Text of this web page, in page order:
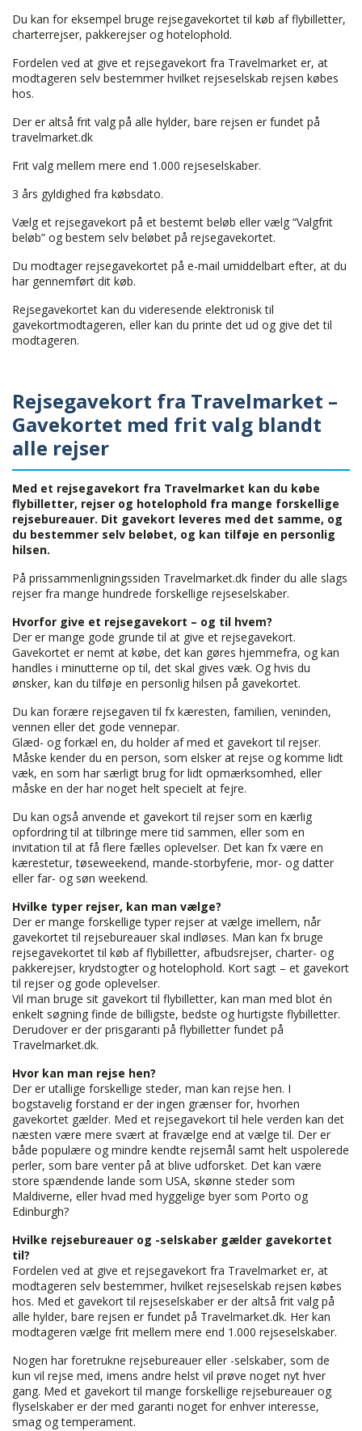
Du kan for eksempel bruge rejsegavekortet til køb af flybilletter,
charterrejser, pakkerejser og hotelophold.
Fordelen ved at give et rejsegavekort fra Travelmarket er, at
modtageren selv bestemmer hvilket rejseselskab rejsen købes
hos.
Der er altså frit valg på alle hylder, bare rejsen er fundet på
travelmarket.dk
Frit valg mellem mere end 1.000 rejseselskaber.
3 års gyldighed fra købsdato.
Vælg et rejsegavekort på et bestemt beløb eller vælg “Valgfrit
beløb” og bestem selv beløbet på rejsegavekortet.
Du modtager rejsegavekortet på e-mail umiddelbart efter, at du
har gennemført dit køb.
Rejsegavekortet kan du videresende elektronisk til
gavekortmodtageren, eller kan du printe det ud og give det til
modtageren.
Rejsegavekort fra Travelmarket –
Gavekortet med frit valg blandt
alle rejser
Med et rejsegavekort fra Travelmarket kan du købe
flybilletter, rejser og hotelophold fra mange forskellige
rejsebureauer. Dit gavekort leveres med det samme, og
du bestemmer selv beløbet, og kan tilføje en personlig
hilsen.
På prissammenligningssiden Travelmarket.dk finder du alle slags
rejser fra mange hundrede forskellige rejseselskaber.
Hvorfor give et rejsegavekort – og til hvem?
Der er mange gode grunde til at give et rejsegavekort.
Gavekortet er nemt at købe, det kan gøres hjemmefra, og kan
handles i minutterne op til, det skal gives væk. Og hvis du
ønsker, kan du tilføje en personlig hilsen på gavekortet.
Du kan forære rejsegaven til fx kæresten, familien, veninden,
vennen eller det gode vennepar.
Glæd- og forkæl en, du holder af med et gavekort til rejser.
Måske kender du en person, som elsker at rejse og komme lidt
væk, en som har særligt brug for lidt opmærksomhed, eller
måske en der har noget helt specielt at fejre.
Du kan også anvende et gavekort til rejser som en kærlig
opfordring til at tilbringe mere tid sammen, eller som en
invitation til at få flere fælles oplevelser. Det kan fx være en
kærestetur, tøseweekend, mande-storbyferie, mor- og datter
eller far- og søn weekend.
Hvilke typer rejser, kan man vælge?
Der er mange forskellige typer rejser at vælge imellem, når
gavekortet til rejsebureauer skal indløses. Man kan fx bruge
rejsegavekortet til køb af flybilletter, afbudsrejser, charter- og
pakkerejser, krydstogter og hotelophold. Kort sagt – et gavekort
til rejser og gode oplevelser.
Vil man bruge sit gavekort til flybilletter, kan man med blot én
enkelt søgning finde de billigste, bedste og hurtigste flybilletter.
Derudover er der prisgaranti på flybilletter fundet på
Travelmarket.dk.
Hvor kan man rejse hen?
Der er utallige forskellige steder, man kan rejse hen. I
bogstavelig forstand er der ingen grænser for, hvorhen
gavekortet gælder. Med et rejsegavekort til hele verden kan det
næsten være mere svært at fravælge end at vælge til. Der er
både populære og mindre kendte rejsemål samt helt uspolerede
perler, som bare venter på at blive udforsket. Det kan være
store spændende lande som USA, skønne steder som
Maldiverne, eller hvad med hyggelige byer som Porto og
Edinburgh?
Hvilke rejsebureauer og -selskaber gælder gavekortet
til?
Fordelen ved at give et rejsegavekort fra Travelmarket er, at
modtageren selv bestemmer, hvilket rejseselskab rejsen købes
hos. Med et gavekort til rejseselskaber er der altså frit valg på
alle hylder, bare rejsen er fundet på Travelmarket.dk. Her kan
modtageren vælge frit mellem mere end 1.000 rejseselskaber.
Nogen har foretrukne rejsebureauer eller -selskaber, som de
kun vil rejse med, imens andre helst vil prøve noget nyt hver
gang. Med et gavekort til mange forskellige rejsebureauer og
flyselskaber er der med garanti noget for enhver interesse,
smag og temperament.